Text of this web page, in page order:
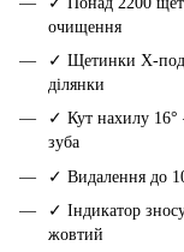
очищення
✓ Щетинки X-
ділянки
✓ Кут нахилу 16°
зуба
✓ Видалення до
✓ Індикатор
жовтий